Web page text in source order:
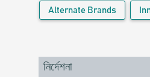
Alternate Brands
নির্দেশনা